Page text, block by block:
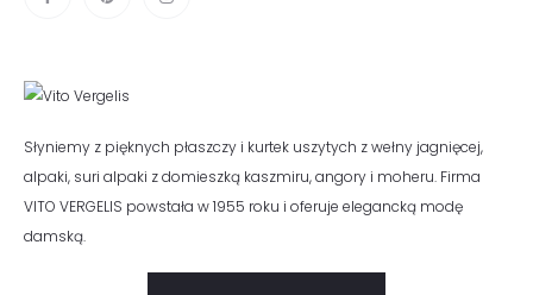
Słyniemy z pięknych płaszczy i kurtek uszytych z wełny jagnięcej,
alpaki, suri alpaki z domieszką kaszmiru, angory i moheru. Firma
VITO VERGELIS powstała w 1955 roku i oferuje elegancką modę
damską.